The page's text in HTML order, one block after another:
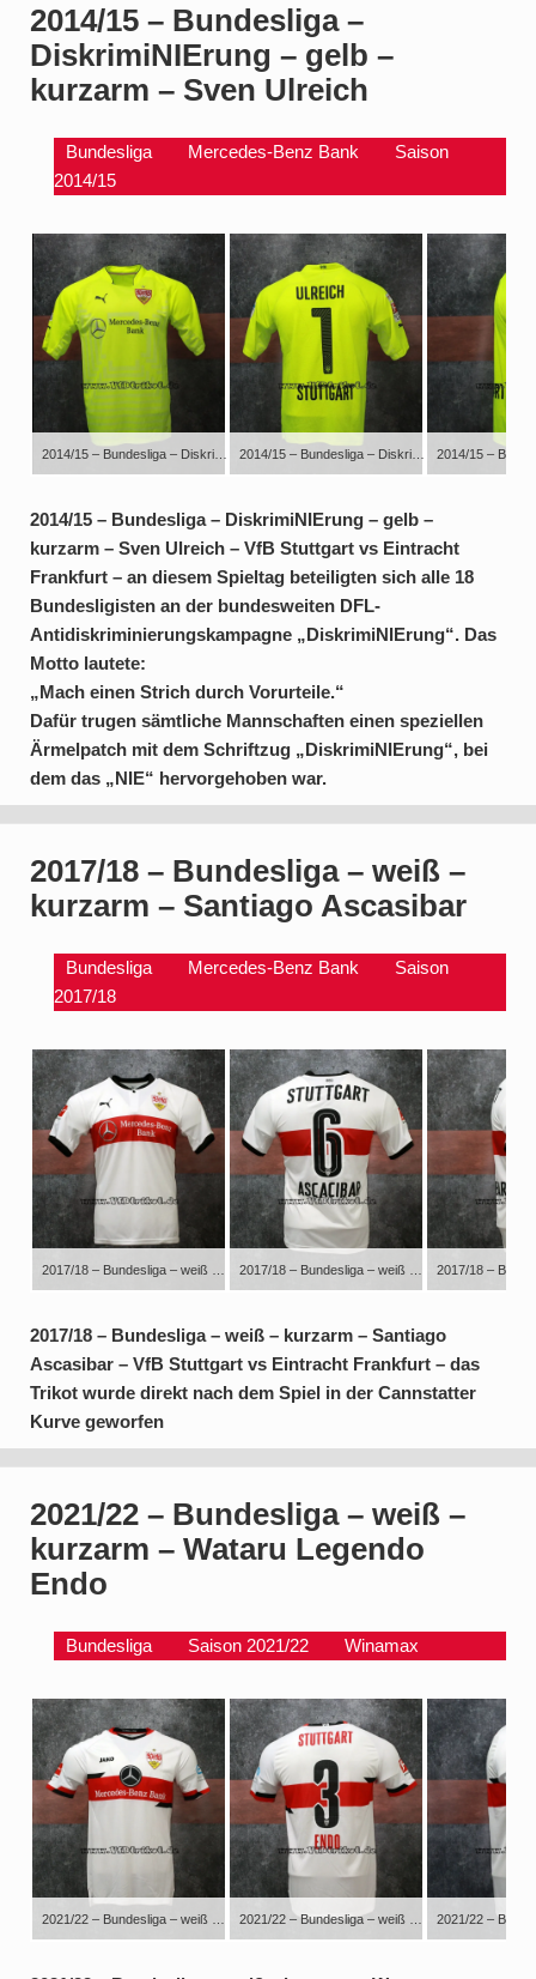
2014/15 – Bundesliga –
DiskrimiNIErung – gelb –
kurzarm – Sven Ulreich
Bundesliga Mercedes-Benz Bank
Saison
2014/15
2014/15 – Bundesliga – DiskrimiNIErung – gelb –
kurzarm – Sven Ulreich – VfB Stuttgart vs Eintracht
Frankfurt – an diesem Spieltag beteiligten sich alle 18
Bundesligisten an der bundesweiten DFL-
Antidiskriminierungskampagne „DiskrimiNIErung“. Das
Motto lautete:
„Mach einen Strich durch Vorurteile.“
Dafür trugen sämtliche Mannschaften einen speziellen
Ärmelpatch mit dem Schriftzug „DiskrimiNIErung“, bei
dem das „NIE“ hervorgehoben war.
2017/18 – Bundesliga – weiß –
kurzarm – Santiago Ascasibar
Bundesliga Mercedes-Benz Bank
Saison
2017/18
2017/18 – Bundesliga – weiß – kurzarm – Santiago
Ascasibar – VfB Stuttgart vs Eintracht Frankfurt – das
Trikot wurde direkt nach dem Spiel in der Cannstatter
Kurve geworfen
2021/22 – Bundesliga – weiß –
kurzarm – Wataru Legendo
Endo
Bundesliga Saison 2021/22 Winamax